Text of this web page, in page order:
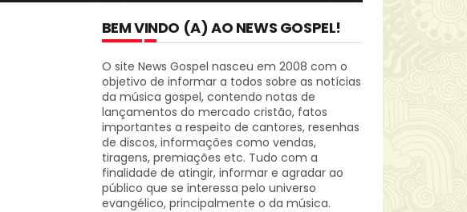
BEM VINDO (A) AO NEWS GOSPEL!
O site News Gospel nasceu em 2008 com o
objetivo de informar a todos sobre as notícias
da música gospel, contendo notas de
lançamentos do mercado cristão, fatos
importantes a respeito de cantores, resenhas
de discos, informações como vendas,
tiragens, premiações etc. Tudo com a
finalidade de atingir, informar e agradar ao
público que se interessa pelo universo
evangélico, principalmente o da música.